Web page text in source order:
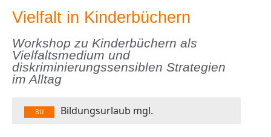
Vielfalt in Kinderbüchern
Workshop zu Kinderbüchern als
Vielfaltsmedium und
diskriminierungssensiblen Strategien
im Alltag
BU Bildungsurlaub mgl.